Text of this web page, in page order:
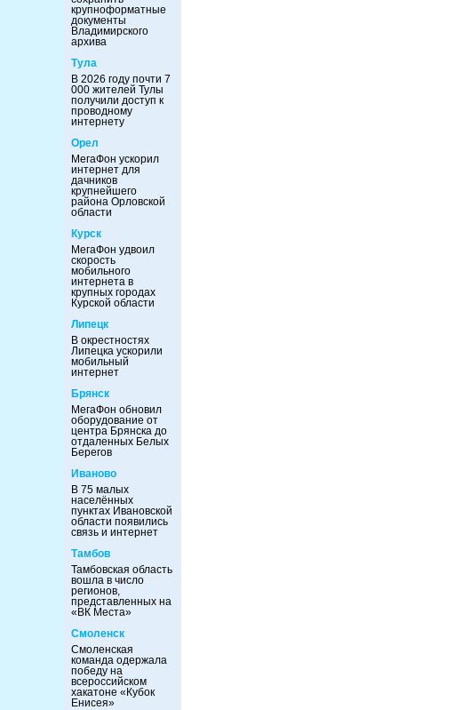
крупноформатные
документы
Владимирского
архива
Тула
В 2026 году почти 7
000 жителей Тулы
получили доступ к
проводному
интернету
Орел
МегаФон ускорил
интернет для
дачников
крупнейшего
района Орловской
области
Курск
МегаФон удвоил
скорость
мобильного
интернета в
крупных городах
Курской области
Липецк
В окрестностях
Липецка ускорили
мобильный
интернет
Брянск
МегаФон обновил
оборудование от
центра Брянска до
отдаленных Белых
Берегов
Иваново
В 75 малых
населённых
пунктах Ивановской
области появились
связь и интернет
Тамбов
Тамбовская область
вошла в число
регионов,
представленных на
«ВК Места»
Смоленск
Смоленская
команда одержала
победу на
всероссийском
хакатоне «Кубок
Енисея»